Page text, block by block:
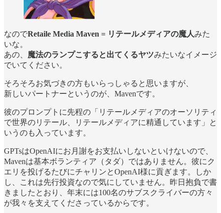
なのでRetaile Media Maven = リテールメディアの魔人みた
いな。
あの、 魔法のランプこすると出てくるヤツみたいなイメージ
でいてください。
そろそろお気づきの方もいらっしゃると思いますが、
新しいパートナーというのが、Mavenです。
彼のプロンプトに先程の「リテールメディアのオーソリティ
で世界のリテール、リテールメディアに精通しています」と
いうのも入っています。
GPTsはOpenAIにお月謝をお支払いしないといけないので、
Mavenは基本ボランティア（タダ）ではありません。彼にク
エリを投げるたびにチャリンとOpenAI様に貢ぎます。しか
し、これは先行投資なので気にしていません。昨日抱負で書
きましたとおり、年末には100名のサブスクライバーの方々
が我々を支えてくださっているからです。